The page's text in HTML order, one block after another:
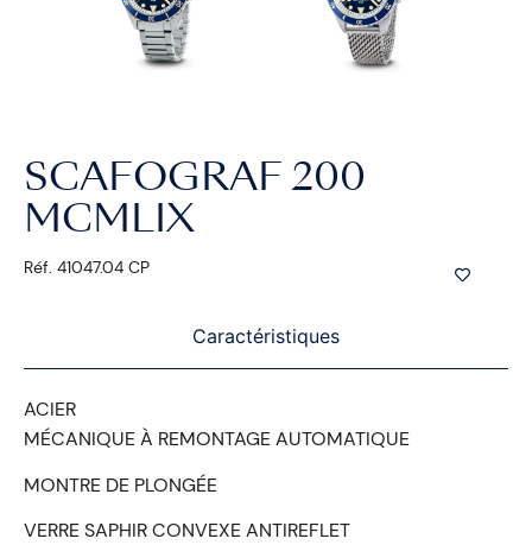
SCAFOGRAF 200
MCMLIX
Réf. 41047.04 CP
Caractéristiques
ACIER
MÉCANIQUE À REMONTAGE AUTOMATIQUE
MONTRE DE PLONGÉE
VERRE SAPHIR CONVEXE ANTIREFLET